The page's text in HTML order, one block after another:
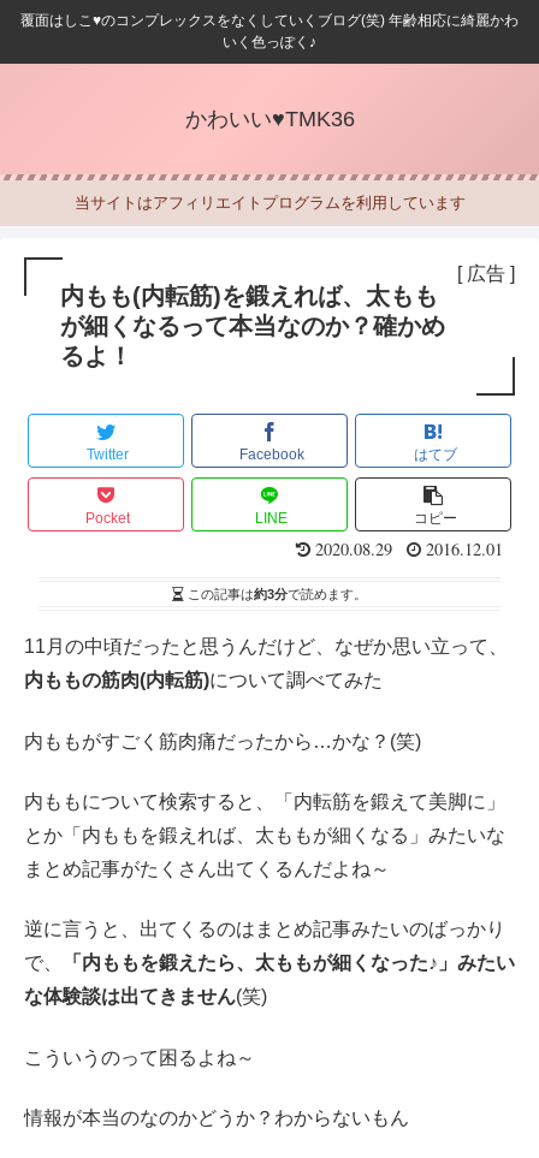
覆面はしこ♥のコンプレックスをなくしていくブログ(笑) 年齢相応に綺麗かわ
いく色っぽく♪
かわいい♥TMK36
当サイトはアフィリエイトプログラムを利用しています
[ 広告 ]
内もも(内転筋)を鍛えれば、太もも
が細くなるって本当なのか？確かめ
るよ！
Twitter Facebook はてブ
Pocket LINE コピー
2020.08.29 2016.12.01
この記事は約3分で読めます。
11月の中頃だったと思うんだけど、なぜか思い立って、
内ももの筋肉(内転筋)について調べてみた
内ももがすごく筋肉痛だったから…かな？(笑)
内ももについて検索すると、「内転筋を鍛えて美脚に」
とか「内ももを鍛えれば、太ももが細くなる」みたいな
まとめ記事がたくさん出てくるんだよね～
逆に言うと、出てくるのはまとめ記事みたいのばっかり
で、
「内ももを鍛えたら、太ももが細くなった♪」みたい
な体験談は出てきません(笑)
こういうのって困るよね～
情報が本当のなのかどうか？わからないもん